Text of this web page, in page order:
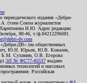
периодического издания «Дебри-
(член Союза журналистов
И.Ю. Адрес редакции:
88-46, т./ф.84212296081.
dv.com
«Дебри-ДВ» (на общественных
Ю.Н. Юрьев, Ю.В. Ковалев,
Сухинин, О.В. Егорова
ЭЛ № ФС77-45537 выдано
технологий и массовых
Российская